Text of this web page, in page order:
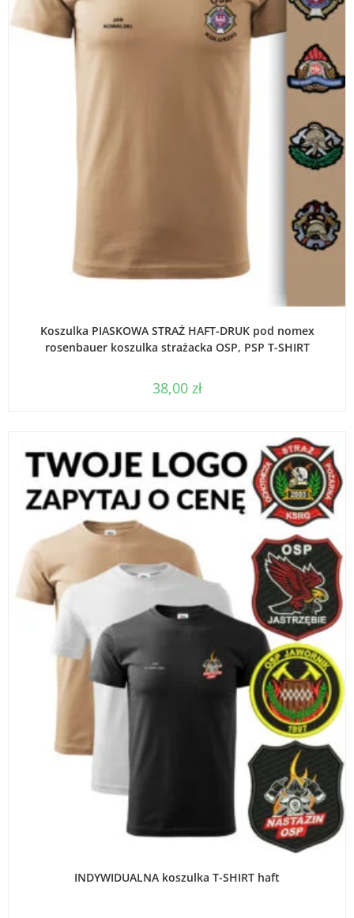
WYBIERZ OPCJE
Koszulka PIASKOWA STRAŻ HAFT-DRUK pod nomex
rosenbauer koszulka strażacka OSP, PSP T-SHIRT
38,00 zł
INDYWIDUALNA koszulka T-SHIRT haft